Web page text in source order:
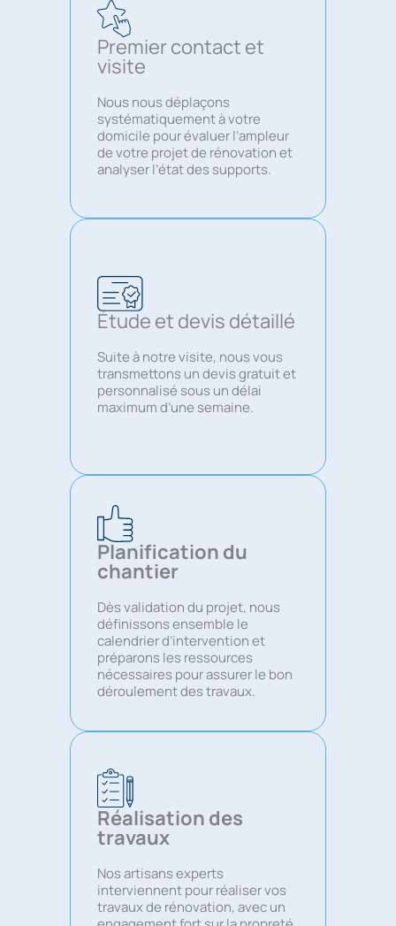
Premier contact et
visite
Nous nous déplaçons
systématiquement à votre
domicile pour évaluer l’ampleur
de votre projet de rénovation et
analyser l’état des supports.
Étude et devis détaillé
Suite à notre visite, nous vous
transmettons un devis gratuit et
personnalisé sous un délai
maximum d’une semaine.
Planification du
chantier
Dès validation du projet, nous
définissons ensemble le
calendrier d’intervention et
préparons les ressources
nécessaires pour assurer le bon
déroulement des travaux.
Réalisation des
travaux
Nos artisans experts
interviennent pour réaliser vos
travaux de rénovation, avec un